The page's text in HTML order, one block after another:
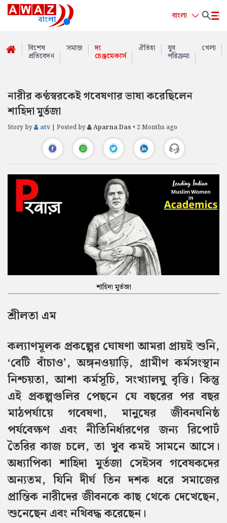
বাংলা
বিশেষ
প্রতিবেদন
সমাজ দ্য
চেঞ্জমেকার্স
ঐতিহ্য যুব
পরিক্রমা
খেলা
নারীর কণ্ঠস্বরকেই গবেষণার ভাষা করেছিলেন
শাহিদা মুর্তজা
Story by atv| Posted by Aparna Das • 2 Months ago
শাহিদা মুর্তজা
শ্রীলতা এম
কল্যাণমূলক প্রকল্পের ঘোষণা আমরা প্রায়ই শুনি,
‘বেটি বাঁচাও’, অঙ্গনওয়াড়ি, গ্রামীণ কর্মসংস্থান
নিশ্চয়তা, আশা কর্মসূচি, সংখ্যালঘু বৃত্তি। কিন্তু
এই প্রকল্পগুলির পেছনে যে বছরের পর বছর
মাঠপর্যায়ে গবেষণা, মানুষের জীবনঘনিষ্ঠ
পর্যবেক্ষণ এবং নীতিনির্ধারণের জন্য রিপোর্ট
তৈরির কাজ চলে, তা খুব কমই সামনে আসে।
অধ্যাপিকা শাহিদা মুর্তজা সেইসব গবেষকদের
অন্যতম, যিনি দীর্ঘ তিন দশক ধরে সমাজের
প্রান্তিক নারীদের জীবনকে কাছ থেকে দেখেছেন,
শুনেছেন এবং নথিবদ্ধ করেছেন।